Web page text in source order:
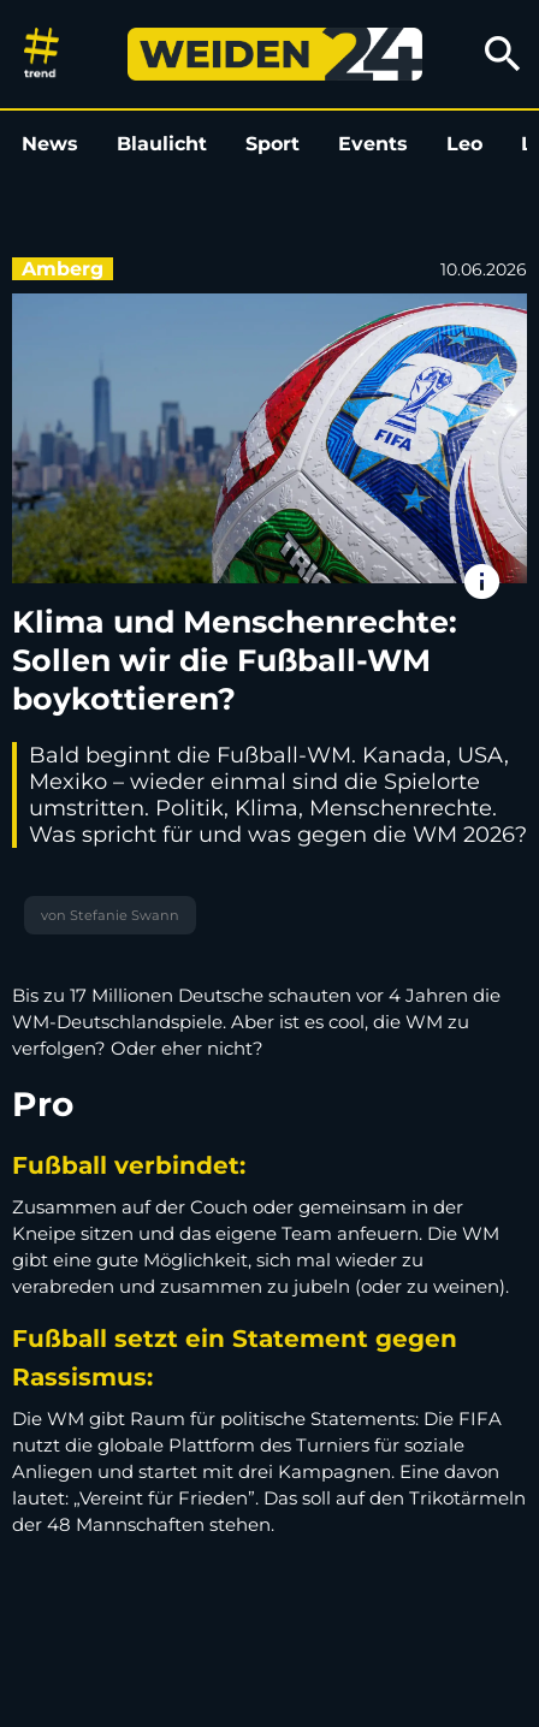
Klima und Menschenrechte:
search
News Blaulicht Sport Events Leo
Amberg 10.06.2026
info
Klima und Menschenrechte:
Sollen wir die Fußball-WM
boykottieren?
Bald beginnt die Fußball-WM. Kanada, USA,
Mexiko – wieder einmal sind die Spielorte
umstritten. Politik, Klima, Menschenrechte.
Was spricht für und was gegen die WM 2026?
von Stefanie Swann
Bis zu 17 Millionen Deutsche schauten vor 4 Jahren die
WM-Deutschlandspiele. Aber ist es cool, die WM zu
verfolgen? Oder eher nicht?
Pro
Fußball verbindet:
Zusammen auf der Couch oder gemeinsam in der
Kneipe sitzen und das eigene Team anfeuern. Die WM
gibt eine gute Möglichkeit, sich mal wieder zu
verabreden und zusammen zu jubeln (oder zu weinen).
Fußball setzt ein Statement gegen
Rassismus:
Die WM gibt Raum für politische Statements: Die FIFA
nutzt die globale Plattform des Turniers für soziale
Anliegen und startet mit drei Kampagnen. Eine davon
lautet: „Vereint für Frieden”. Das soll auf den Trikotärmeln
der 48 Mannschaften stehen.